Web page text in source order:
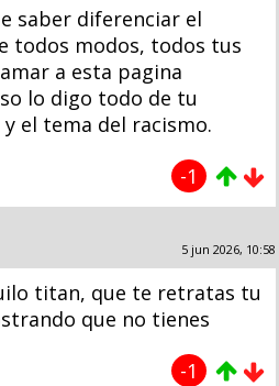
saber diferenciar el
todos modos, todos tus
a esta pagina
lo digo todo de tu
el tema del racismo.
-1
5 jun 2026, 10:58
titan, que te retratas tu
que no tienes
-1